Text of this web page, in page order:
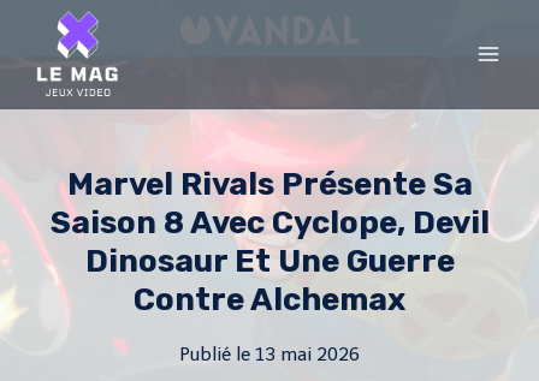
content
Marvel Rivals Présente Sa
Saison 8 Avec Cyclope, Devil
Dinosaur Et Une Guerre
Contre Alchemax
Publié le 13 mai 2026